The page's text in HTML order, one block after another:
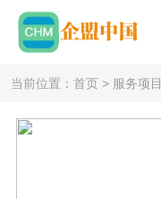
当前位置： 首页 > 服务项目